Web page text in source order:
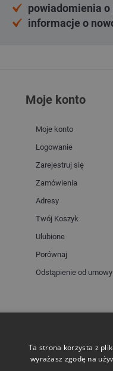
powiadomienia
informacje o
Moje konto
Moje konto
Logowanie
Zarejestruj się
Zamówienia
Adresy
Twój Koszyk
Ulubione
Porównaj
Odstąpienie od umowy
Ta strona korzysta z
wyrażasz zgodę na